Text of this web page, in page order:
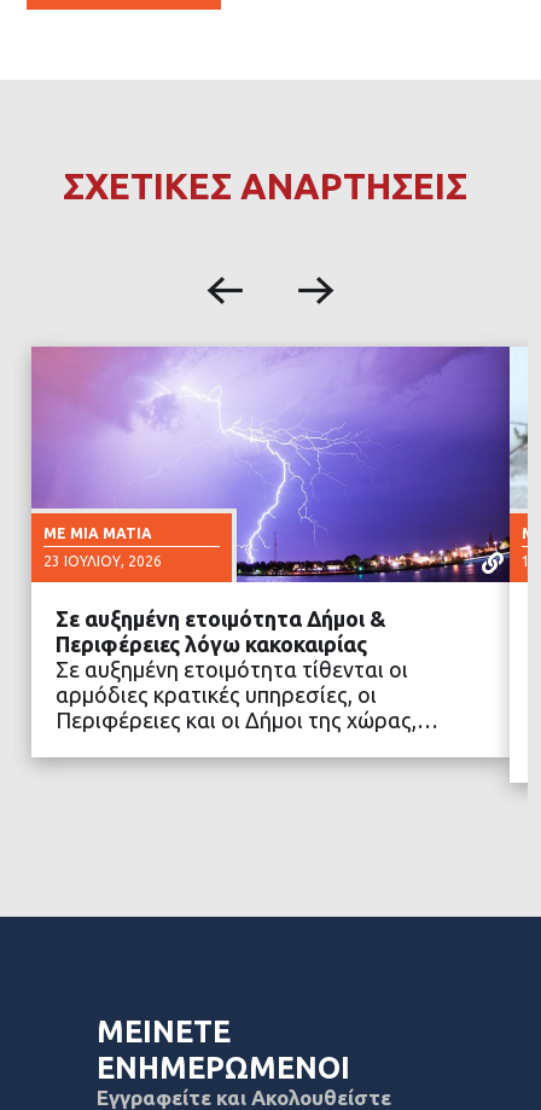
ΣΧΕΤΙΚΕΣ ΑΝΑΡΤΗΣΕΙΣ
ΜΕ ΜΙΑ ΜΑΤΙΆ
23 ΙΟΥΛΊΟΥ, 2026
ΔΙΑΒΑΣΤΕ ΠΕΡΙΣΣΟΤΕΡΑ
Σε αυξημένη ετοιμότητα Δήμοι &
Περιφέρειες λόγω κακοκαιρίας
Σε αυξημένη ετοιμότητα τίθενται οι
αρμόδιες κρατικές υπηρεσίες, οι
Περιφέρειες και οι Δήμοι της χώρας,…
16
ΜΕΙΝΕΤΕ
ΕΝΗΜΕΡΩΜΕΝΟΙ
Εγγραφείτε και Ακολουθείστε